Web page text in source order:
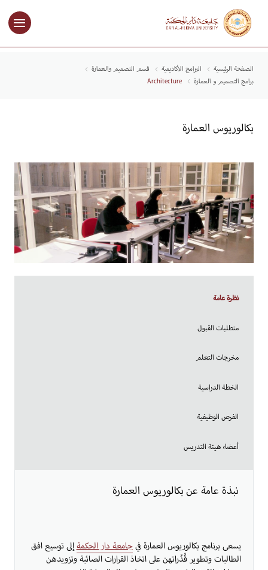
الصفحة الرئيسية البرامج الأكاديمية
قسم التصميم والعمارة
برامج التصميم و العمارة
Architecture
بكالوريوس العمارة
نظرة عامة
متطلبات القبول
مخرجات التعلم
الخطة الدراسية
الفرص الوظيفية
أعضاء هيئة التدريس
​​​​ نبذة عامة عن بكالوريوس العمارة
يسعى برنامج بكالوريوس العمارة فيجامعة دار الحكمة إلى توسيع افق
الطالبات وتطوير قُدُراتهن على اتخاذ القرارات الصائبة وتزويدهن